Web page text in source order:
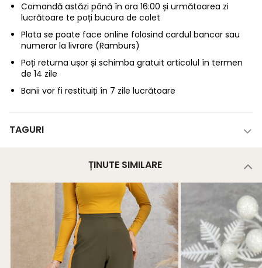
Comandă astăzi până în ora 16:00 și următoarea zi
lucrătoare te poți bucura de colet
Plata se poate face online folosind cardul bancar sau
numerar la livrare (Ramburs)
Poți returna ușor și schimba gratuit articolul în termen
de 14 zile
Banii vor fi restituiți în 7 zile lucrătoare
TAGURI
ȚINUTE SIMILARE